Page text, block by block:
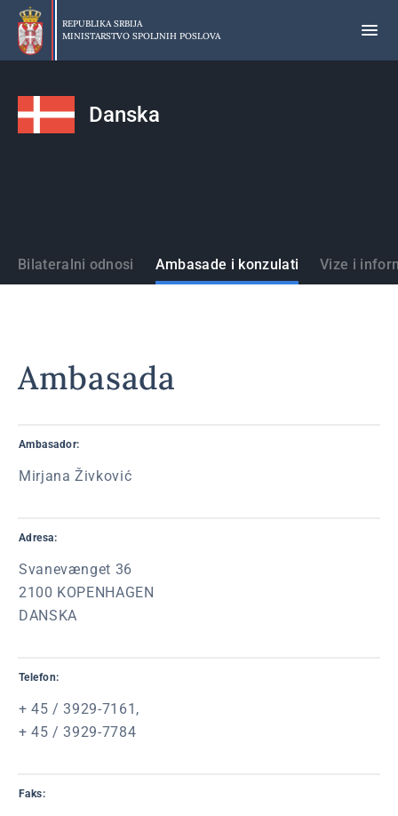
Preskoči
glavni
deo
REPUBLIKA SRBIJA
MINISTARSTVO SPOLJNIH POSLOVA
Danska
Države
Bilateralni odnosi Ambasade i konzulati Vize i
Ambasada
Ambasador:
Mirjana Živković
Adresa:
Svanevænget 36
2100 KOPENHAGEN
DANSKA
Telefon:
+ 45 / 3929-7161,
+ 45 / 3929-7784
Faks: